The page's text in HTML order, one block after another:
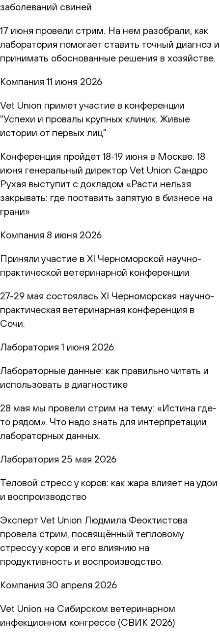
заболеваний свиней
17 июня провели стрим. На нем разобрали, как
лаборатория помогает ставить точный диагноз и
принимать обоснованные решения в хозяйстве.
Компания 11 июня 2026
Vet Union примет участие в конференции
"Успехи и провалы крупных клиник. Живые
истории от первых лиц"
Конференция пройдет 18-19 июня в Москве. 18
июня генеральный директор Vet Union Сандро
Рухая выступит с докладом «Расти нельзя
закрывать: где поставить запятую в бизнесе на
грани»
Компания 8 июня 2026
Приняли участие в XI Черноморской научно-
практической ветеринарной конференции
27-29 мая состоялась XI Черноморская научно-
практическая ветеринарная конференция в
Сочи.
Лаборатория 1 июня 2026
Лабораторные данные: как правильно читать и
использовать в диагностике
28 мая мы провели стрим на тему: «Истина где-
то рядом». Что надо знать для интерпретации
лабораторных данных.
Лаборатория 25 мая 2026
Теловой стресс у коров: как жара влияет на удои
и воспроизводство
Эксперт Vet Union Людмила Феоктистова
провела стрим, посвящённый тепловому
стрессу у коров и его влиянию на
продуктивность и воспроизводство.
Компания 30 апреля 2026
Vet Union на Сибирском ветеринарном
инфекционном конгрессе (СВИК 2026)